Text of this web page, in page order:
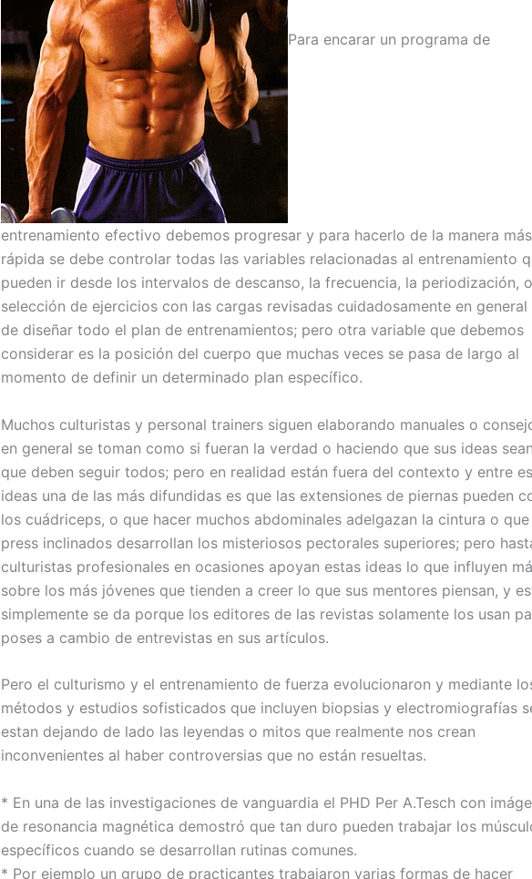
Para encarar un programa de
entrenamiento efectivo debemos progresar y para hacerlo de la manera más
rápida se debe controlar todas las variables relacionadas al entrenamiento
pueden ir desde los intervalos de descanso, la frecuencia, la periodización,
selección de ejercicios con las cargas revisadas cuidadosamente en general
de diseñar todo el plan de entrenamientos; pero otra variable que debemos
considerar es la posición del cuerpo que muchas veces se pasa de largo al
momento de definir un determinado plan específico.
Muchos culturistas y personal trainers siguen elaborando manuales o
en general se toman como si fueran la verdad o haciendo que sus ideas
que deben seguir todos; pero en realidad están fuera del contexto y entre
ideas una de las más difundidas es que las extensiones de piernas pueden
los cuádriceps, o que hacer muchos abdominales adelgazan la cintura o
press inclinados desarrollan los misteriosos pectorales superiores; pero
culturistas profesionales en ocasiones apoyan estas ideas lo que influyen
sobre los más jóvenes que tienden a creer lo que sus mentores piensan, y
simplemente se da porque los editores de las revistas solamente los usan
poses a cambio de entrevistas en sus artículos.
Pero el culturismo y el entrenamiento de fuerza evolucionaron y mediante
métodos y estudios sofisticados que incluyen biopsias y electromiografías
estan dejando de lado las leyendas o mitos que realmente nos crean
inconvenientes al haber controversias que no están resueltas.
* En una de las investigaciones de vanguardia el PHD Per A.Tesch con
de resonancia magnética demostró que tan duro pueden trabajar los
específicos cuando se desarrollan rutinas comunes.
* Por ejemplo un grupo de practicantes trabajaron varias formas de hacer